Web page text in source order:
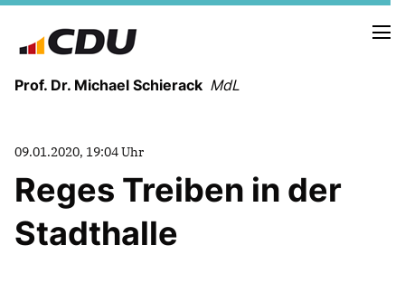
Prof. Dr. Michael Schierack MdL
LEBENSLAUF
HEIMAT UND WERTE
09.01.2020, 19:04 Uhr
Reges Treiben in der
Stadthalle